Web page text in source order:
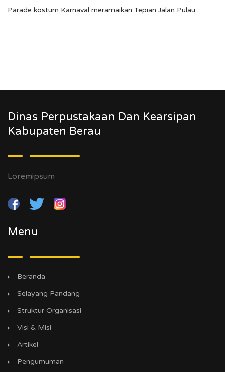
Parade kostum Karnaval meramaikan Tepian Jalan Pulau...
Dinas Perpustakaan Dan Kearsipan
Kabupaten Berau
Loremipsum
Menu
Beranda
Selayang Pandang
Struktur Organisasi
Visi & Misi
Artikel
Pengumuman